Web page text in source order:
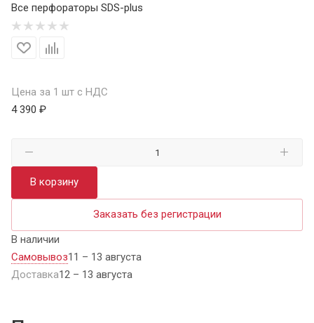
Все перфораторы SDS-plus
Цена за 1 шт с НДС
4 390 ₽
В корзину
Заказать без регистрации
В наличии
Самовывоз11 – 13 августа
Доставка12 – 13 августа